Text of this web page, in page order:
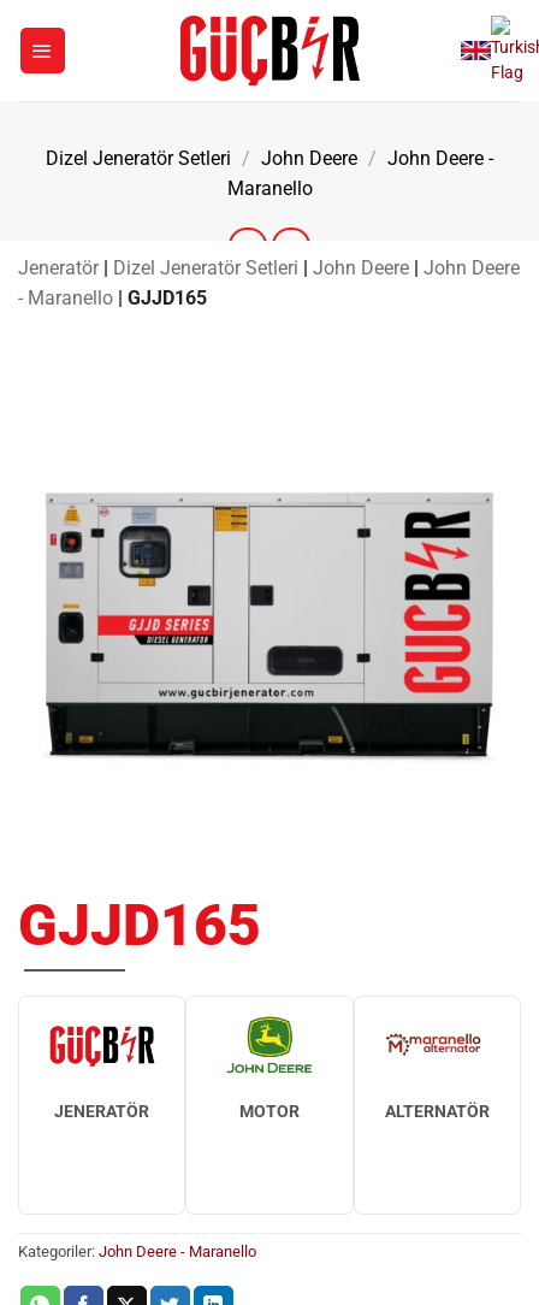
Dizel Jeneratör Setleri / John Deere / John Deere -
Maranello
Jeneratör | Dizel Jeneratör Setleri | John Deere | John Deere
- Maranello | GJJD165
GJJD165
JENERATÖR MOTOR ALTERNATÖR
Kategoriler: John Deere - Maranello